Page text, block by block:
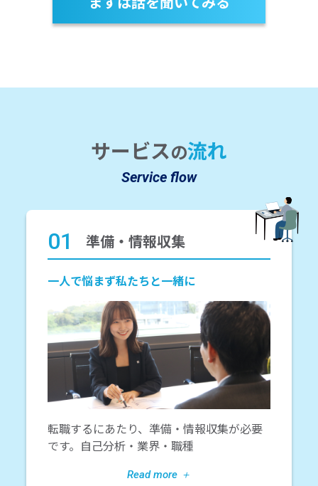
サービスの流れ
Service flow
01 準備・情報収集
一人で悩まず私たちと一緒に
転職するにあたり、準備・情報収集が必要
です。自己分析・業界・職種